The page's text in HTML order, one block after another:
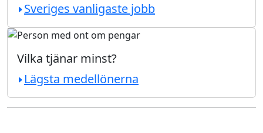
Sveriges vanligaste jobb
Vilka tjänar minst?
Lägsta medellönerna